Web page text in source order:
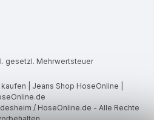
gesetzl. Mehrwertsteuer
| Jeans Shop HoseOnline |
/ HoseOnline.de - Alle Rechte